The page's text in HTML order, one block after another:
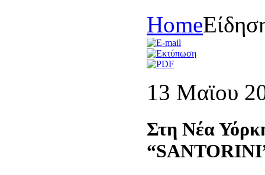
Home
13 Μαϊου
Στη Νέα